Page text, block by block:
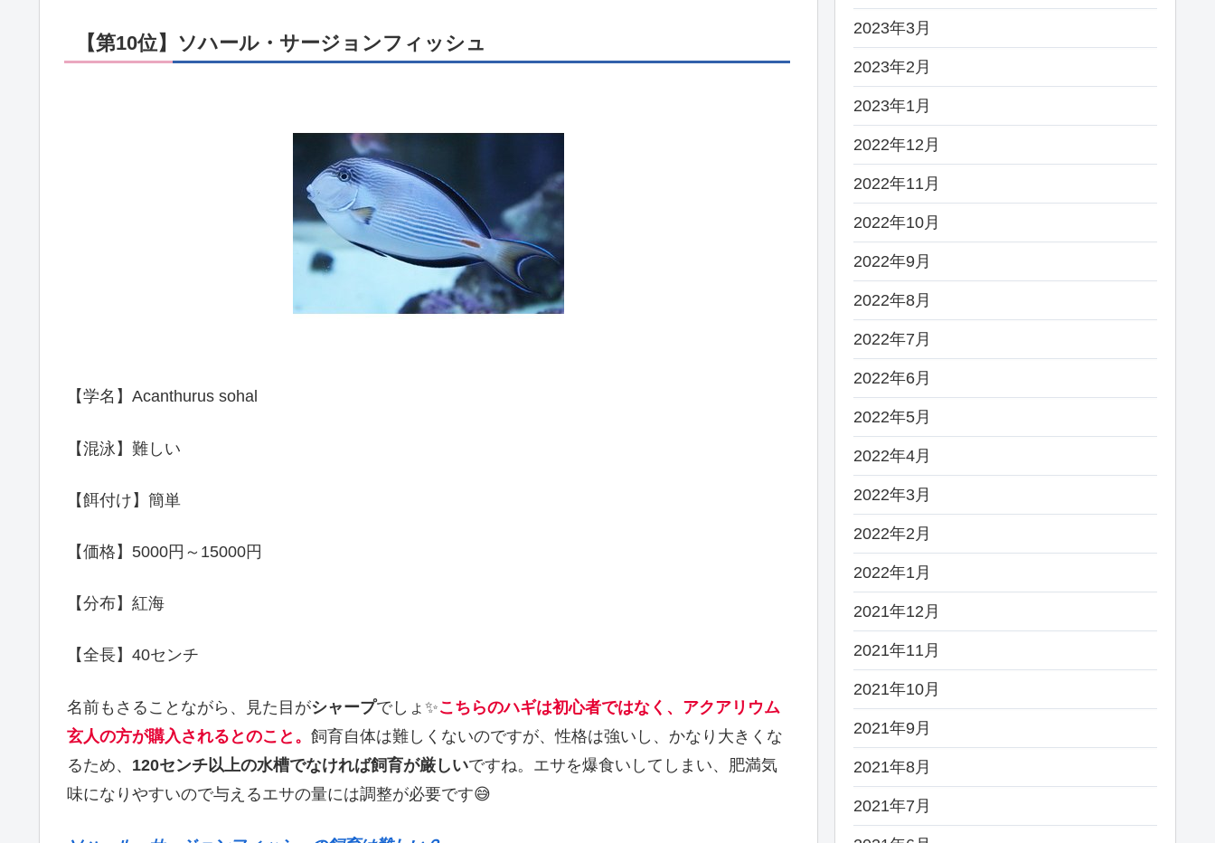
【第10位】ソハール・サージョンフィッシュ
【学名】Acanthurus sohal
【混泳】難しい
【餌付け】簡単
【価格】5000円～15000円
【分布】紅海
【全長】40センチ
名前もさることながら、見た目がシャープでしょ✨こちらのハギは初心者ではなく、アクアリウム
玄人の方が購入されるとのこと。 飼育自体は難しくないのですが、性格は強いし、かなり大きくな
るため、 120センチ以上の水槽でなければ飼育が厳しいですね。エサを爆食いしてしまい、肥満気
味になりやすいので与えるエサの量には調整が必要です😅
2023年3月
2023年2月
2023年1月
2022年12月
2022年11月
2022年10月
2022年9月
2022年8月
2022年7月
2022年6月
2022年5月
2022年4月
2022年3月
2022年2月
2022年1月
2021年12月
2021年11月
2021年10月
2021年9月
2021年8月
2021年7月